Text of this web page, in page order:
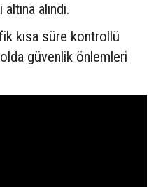
alındı.
kısa süre kontrollü
güvenlik önlemleri